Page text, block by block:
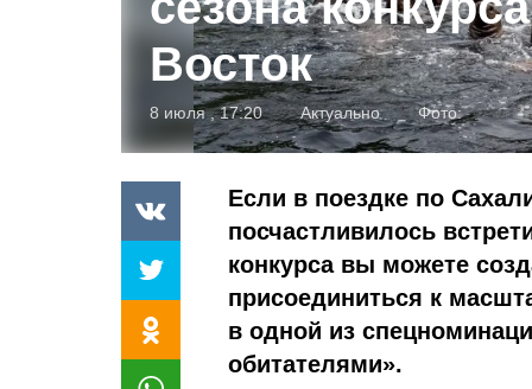
Восток
8 июля , 17:20 Актуально Фото:
Если в поездке по
посчастливилось
конкурса вы можете
присоединиться к
в одной из
обитателями».